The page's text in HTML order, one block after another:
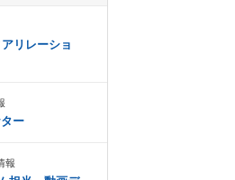
リレーショ
ー
報